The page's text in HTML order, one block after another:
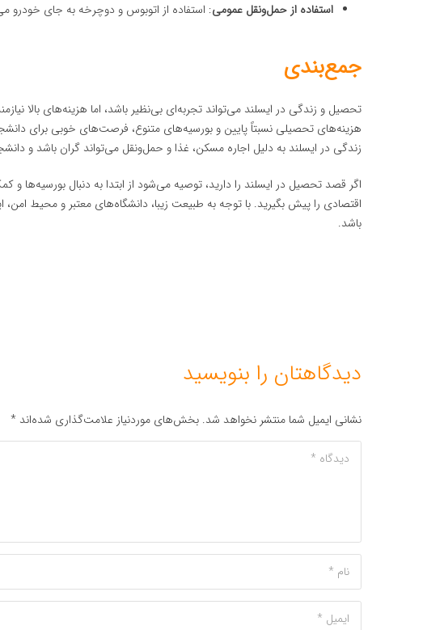
استفاده از حمل‌ونقل عمومی: استفاده از اتوبوس و دوچرخه به جای
جمع‌بندی
تحصیل و زندگی در ایسلند می‌تواند تجربه‌ای بی‌نظیر باشد، اما هزینه‌های بالا
هزینه‌های تحصیلی نسبتاً پایین و بورسیه‌های متنوع، فرصت‌های خوبی برای
زندگی در ایسلند به دلیل اجاره مسکن، غذا و حمل‌ونقل می‌تواند گران باشد و
اگر قصد تحصیل در ایسلند را دارید، توصیه می‌شود از ابتدا به دنبال
اقتصادی را پیش بگیرید. با توجه به طبیعت زیبا، دانشگاه‌های معتبر و محیط
باشد.
دیدگاهتان را بنویسید
نشانی ایمیل شما منتشر نخواهد شد. بخش‌های موردنیاز علامت‌گذاری شده‌اند *